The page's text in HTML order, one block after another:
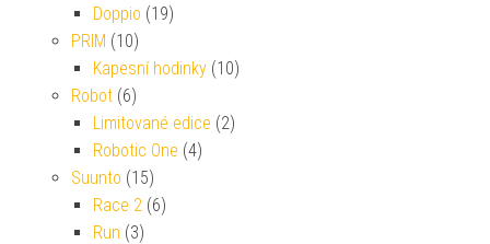
Doppio (19)
PRIM (10)
Kapesní hodinky (10)
Robot (6)
Limitované edice (2)
Robotic One (4)
Suunto (15)
Race 2 (6)
Run (3)